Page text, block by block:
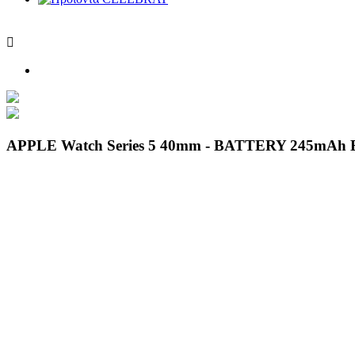

APPLE Watch Series 5 40mm - BATTERY 245mAh